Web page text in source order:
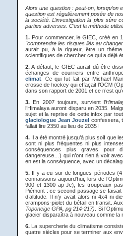
Alors une question : peut-on,
question est régulièrement posée de
la société. L’investigation la plus sûre
parties adverses. C’est la méthode
1. Pour commencer, le GIEC, créé en
"comprendre les risques liés au
aurait pu, à la rigueur, être un thème
scientifiques de chercher ce qui a déjà
2. A défaut, le GIEC aurait dû être
échanges de courriers entre
climat . Ce qui fut fait par Michael
crosse de hockey qui effaçait l’OCM
dans son rapport de 2001 et ce n’est
3. En 2007 toujours, survient l’
l’Himalaya auront disparu en 2035.
sujet et la reprise de cette infox par
glaciologue Jean Jouzel confessera,
fallait lire 2350 au lieu de 2035 !
4. Il a été montré jusqu’à plus soif que
sont ni plus fréquentes ni plus
conséquences plus graves pour
dangereuse…) qui n’ont rien à voir
en est la conséquence, avec un
5. Il y a eu sur de longues périodes
connaissons aujourd’hui, lors de
900 et 1300 ap-Jc), les troupeaux
Piémont : ce second passage se
d’altitude. Il n’y avait alors ni 4x4 ni
crampons-piolet du bétail en transit.
Toponeige GPA, pg 214-217)
. Si
glacier disparaîtra à nouveau comme la
6. La supercherie du climatisme
quatre siècles pour se terminer aux